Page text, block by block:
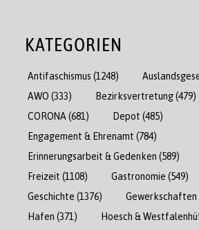
KATEGORIEN
Antifaschismus (1248)
AWO (333) Bezirksvertretung(479)
CORONA (681) Depot (485)
Engagement & Ehrenamt (784)
Erinnerungsarbeit & Gedenken (589)
Freizeit (1108) Gastronomie (549)
Geschichte (1376) Gewerkschaften
Hafen (371) Hoesch &